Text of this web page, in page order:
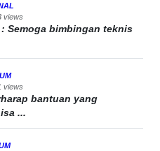
views
Semoga bimbingan teknis
views
bantuan yang
...